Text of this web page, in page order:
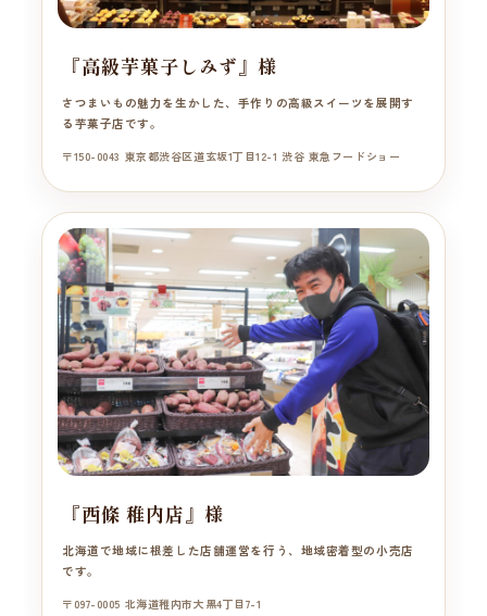
『高級芋菓子しみず』様
さつまいもの魅力を生かした、手作りの高級スイーツを展開す
る芋菓子店です。
〒150-0043 東京都渋谷区道玄坂1丁目12-1 渋谷 東急フードショー
『西條 稚内店』様
北海道で地域に根差した店舗運営を行う、地域密着型の小売店
です。
〒097-0005 北海道稚内市大黒4丁目7-1